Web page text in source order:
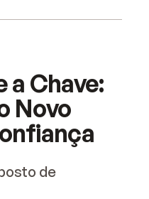
a Chave:
Novo
de